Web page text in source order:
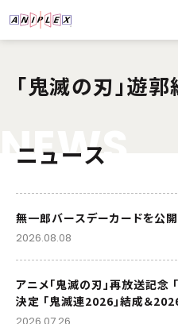
「鬼滅の刃」遊郭
NEWS
ニュース
無一郎バースデーカードを公開
2026.08.08
アニメ「鬼滅の刃」再放送記念 「2026阿波おどり」への参加が
決定 「鬼滅連2026」結成＆
トを公開
2026.07.26